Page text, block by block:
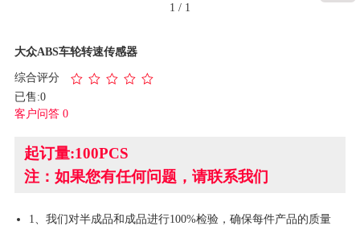
1 / 1
大众ABS车轮转速传感器
综合评分
已售:0
客户问答 0
起订量:100PCS
注：如果您有任何问题，请联系我们
1、我们对半成品和成品进行100%检验，确保每件产品的质量